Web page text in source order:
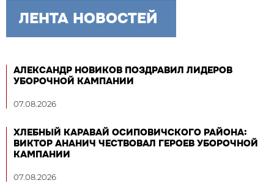
ЛЕНТА НОВОСТЕЙ
АЛЕКСАНДР НОВИКОВ ПОЗДРАВИЛ ЛИДЕРОВ
УБОРОЧНОЙ КАМПАНИИ
07.08.2026
ХЛЕБНЫЙ КАРАВАЙ ОСИПОВИЧСКОГО РАЙОНА:
ВИКТОР АНАНИЧ ЧЕСТВОВАЛ ГЕРОЕВ УБОРОЧНОЙ
КАМПАНИИ
07.08.2026